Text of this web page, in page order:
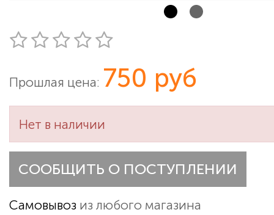
Прошлая цена: 750 руб
Нет в наличии
СООБЩИТЬ О ПОСТУПЛЕНИИ
Самовывоз из любого магазина